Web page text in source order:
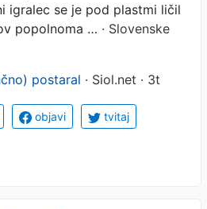
igralec se je pod plastmi ličil
popolnoma … · Slovenske
postaral · Siol.net · 3t
objavi tvitaj